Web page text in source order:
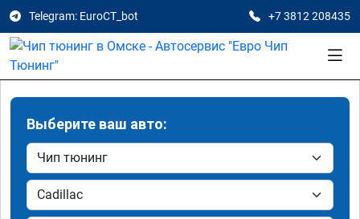
Telegram: EuroCT_bot +7 3812 208435
Выберите ваш авто: